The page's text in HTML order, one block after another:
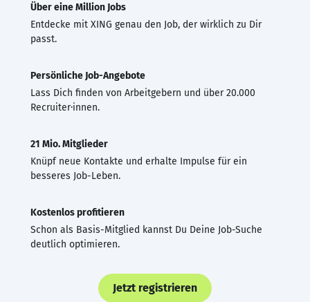
Über eine Million Jobs
Entdecke mit XING genau den Job, der wirklich zu Dir
passt.
Persönliche Job-Angebote
Lass Dich finden von Arbeitgebern und über 20.000
Recruiter·innen.
21 Mio. Mitglieder
Knüpf neue Kontakte und erhalte Impulse für ein
besseres Job-Leben.
Kostenlos profitieren
Schon als Basis-Mitglied kannst Du Deine Job-Suche
deutlich optimieren.
Jetzt registrieren